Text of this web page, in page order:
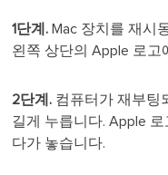
1단계. Mac 장치를 재시
왼쪽 상단의 Apple 로고
2단계. 컴퓨터가 재부팅
길게 누릅니다. Apple
다가 놓습니다.